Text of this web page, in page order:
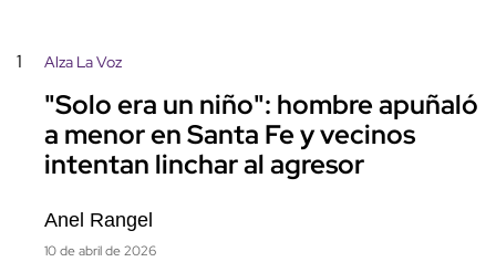
1 Alza La Voz
"Solo era un niño": hombre apuñaló
a menor en Santa Fe y vecinos
intentan linchar al agresor
Anel Rangel
10 de abril de 2026